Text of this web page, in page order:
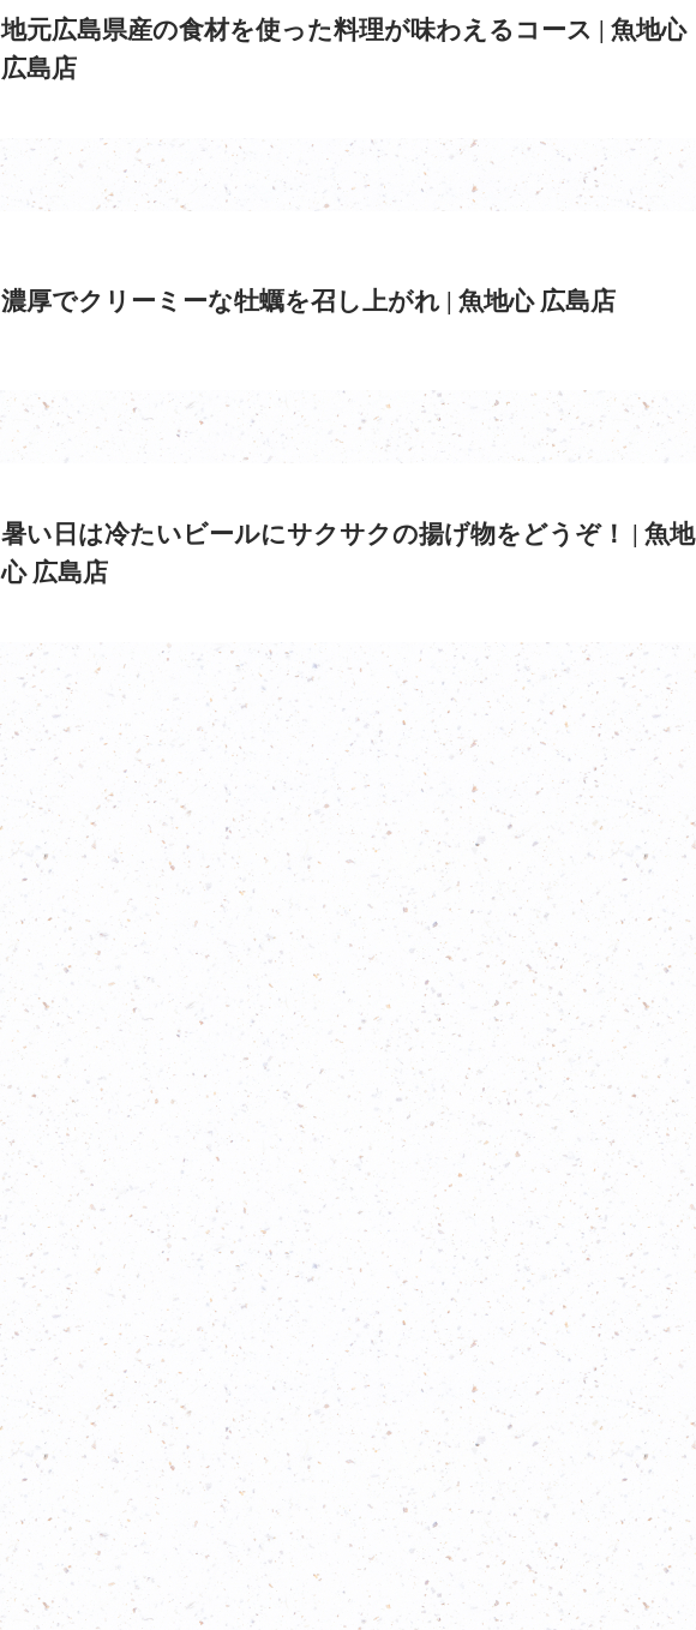
地元広島県産の食材を使った料理が味わえるコース | 魚地心
広島店
濃厚でクリーミーな牡蠣を召し上がれ | 魚地心 広島店
暑い日は冷たいビールにサクサクの揚げ物をどうぞ！ | 魚地
心 広島店